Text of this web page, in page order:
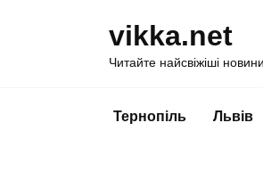
vikka.net
Читайте найсвіжіші
Тернопіль Львів